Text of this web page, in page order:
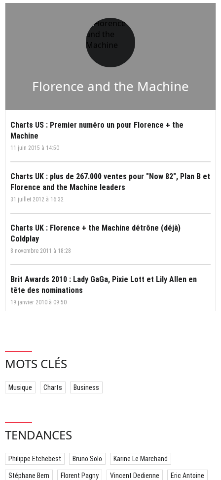
Florence and the Machine
Charts US : Premier numéro un pour Florence + the
Machine
11 juin 2015 à 14:50
Charts UK : plus de 267.000 ventes pour "Now 82", Plan B et
Florence and the Machine leaders
31 juillet 2012 à 16:32
Charts UK : Florence + the Machine détrône (déjà)
Coldplay
8 novembre 2011 à 18:28
Brit Awards 2010 : Lady GaGa, Pixie Lott et Lily Allen en
tête des nominations
19 janvier 2010 à 09:50
MOTS CLÉS
Musique Charts Business
TENDANCES
Philippe Etchebest Bruno Solo Karine Le Marchand
Stéphane Bern Florent Pagny Vincent Dedienne Eric Antoine